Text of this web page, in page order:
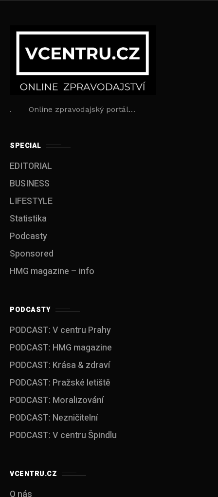
. Online zpravodajský portál…
SPECIAL
EDITORIAL
BUSINESS
LIFESTYLE
Statistika
Podcasty
Sponsored
HMG magazine – info
PODCASTY
PODCAST: V centru Prahy
PODCAST: HMG magazine
PODCAST: Krása & zdraví
PODCAST: Pražské letiště
PODCAST: Moralizování
PODCAST: Nezničitelní
PODCAST: V centru Špindlu
VCENTRU.CZ
O nás